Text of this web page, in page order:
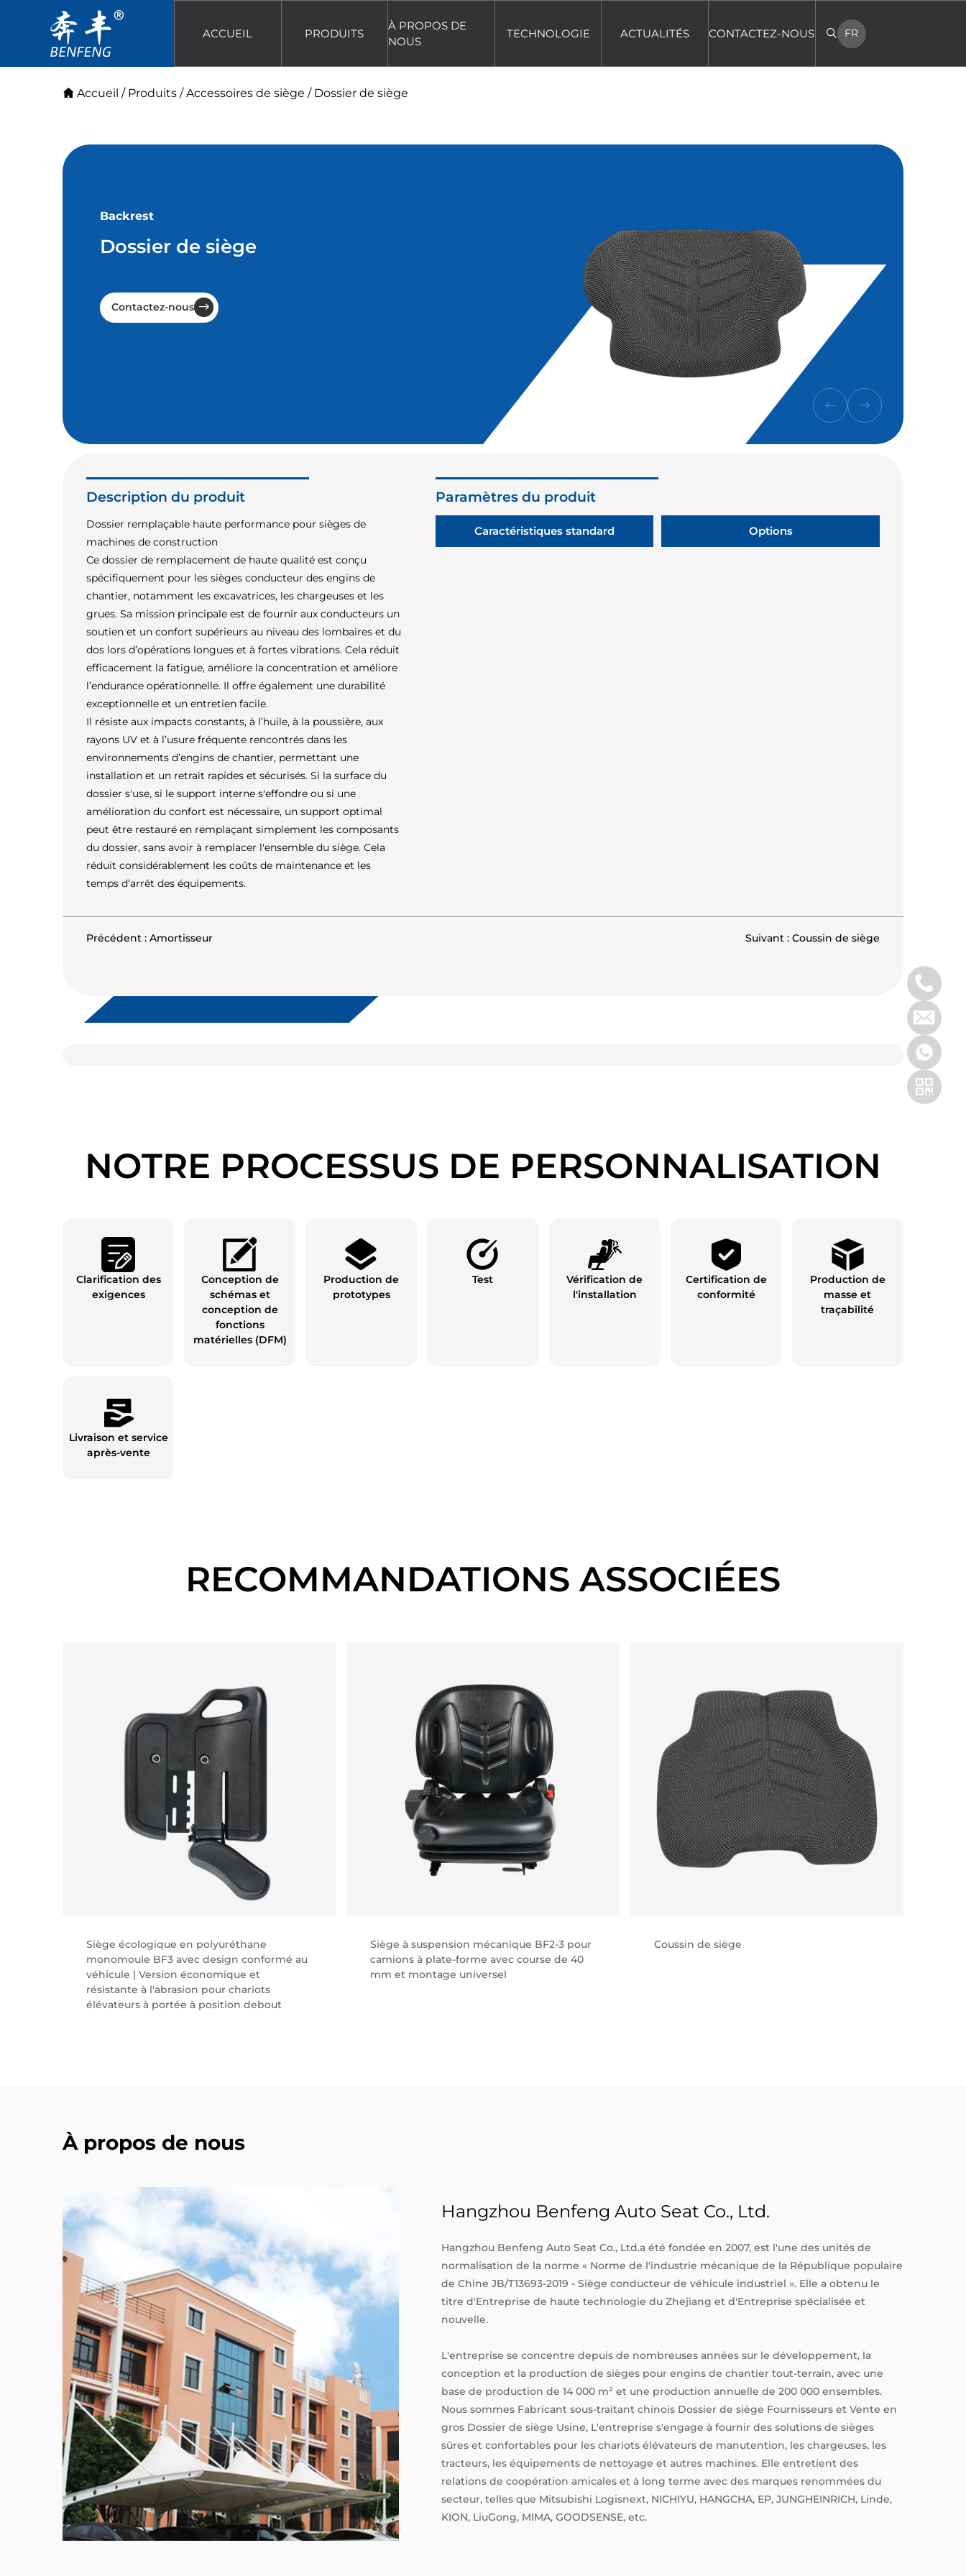
ACCUEIL PRODUITS
À PROPOS DE
NOUS
TECHNOLOGIE ACTUALITÉS CONTACTEZ-NOUS FR
Accueil / Produits /Accessoires de siège / Dossier de siège
Backrest
Dossier de siège
Contactez-nous
Description du produit
Dossier remplaçable haute performance pour sièges de
machines de construction
Ce dossier de remplacement de haute qualité est conçu
spécifiquement pour les sièges conducteur des engins de
chantier, notamment les excavatrices, les chargeuses et les
grues. Sa mission principale est de fournir aux conducteurs un
soutien et un confort supérieurs au niveau des lombaires et du
dos lors d’opérations longues et à fortes vibrations. Cela réduit
efficacement la fatigue, améliore la concentration et améliore
l’endurance opérationnelle. Il offre également une durabilité
exceptionnelle et un entretien facile.
Il résiste aux impacts constants, à l’huile, à la poussière, aux
rayons UV et à l’usure fréquente rencontrés dans les
environnements d’engins de chantier, permettant une
installation et un retrait rapides et sécurisés. Si la surface du
dossier s'use, si le support interne s'effondre ou si une
amélioration du confort est nécessaire, un support optimal
peut être restauré en remplaçant simplement les composants
du dossier, sans avoir à remplacer l'ensemble du siège. Cela
réduit considérablement les coûts de maintenance et les
temps d’arrêt des équipements.
Paramètres du produit
Caractéristiques standard Options
Précédent : Amortisseur Suivant : Coussin de siège
NOTRE PROCESSUS DE PERSONNALISATION
Clarification des
exigences
Conception de
schémas et
conception de
fonctions
matérielles (DFM)
Production de
prototypes
Test
Vérification de
l'installation
Certification de
conformité
Production de
masse et
traçabilité
Livraison et service
après-vente
RECOMMANDATIONS ASSOCIÉES
Siège écologique en polyuréthane
monomoule BF3 avec design conformé au
véhicule | Version économique et
résistante à l'abrasion pour chariots
élévateurs à portée à position debout
Siège à suspension mécanique BF2-3 pour
camions à plate-forme avec course de 40
mm et montage universel
Coussin de siège
À propos de nous
Hangzhou Benfeng Auto Seat Co., Ltd.
Hangzhou Benfeng Auto Seat Co., Ltd.a été fondée en 2007, est l'une des unités de
normalisation de la norme « Norme de l'industrie mécanique de la République populaire
de Chine JB/T13693-2019 - Siège conducteur de véhicule industriel ». Elle a obtenu le
titre d'Entreprise de haute technologie du Zhejiang et d'Entreprise spécialisée et
nouvelle.
L'entreprise se concentre depuis de nombreuses années sur le développement, la
conception et la production de sièges pour engins de chantier tout-terrain, avec une
base de production de 14 000 m² et une production annuelle de 200 000 ensembles.
Nous sommes Fabricant sous-traitant chinois Dossier de siège Fournisseurset Vente en
gros Dossier de siège Usine, L'entreprise s'engage à fournir des solutions de sièges
sûres et confortables pour les chariots élévateurs de manutention, les chargeuses, les
tracteurs, les équipements de nettoyage et autres machines. Elle entretient des
relations de coopération amicales et à long terme avec des marques renommées du
secteur, telles que Mitsubishi Logisnext, NICHIYU, HANGCHA, EP, JUNGHEINRICH, Linde,
KION, LiuGong, MIMA, GOODSENSE, etc.